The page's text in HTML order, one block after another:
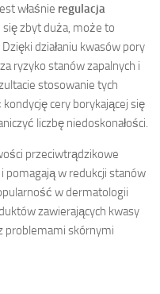
właśnie regulacja
się zbyt duża, może to
działaniu kwasów pory
ryzyko stanów zapalnych i
stosowanie tych
cery borykającej się
liczbę niedoskonałości.
przeciwtrądzikowe
pomagają w redukcji stanów
w dermatologii
zawierających kwasy
problemami skórnymi